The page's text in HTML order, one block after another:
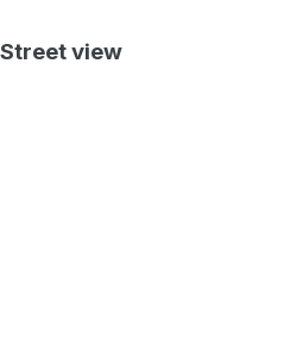
Street view